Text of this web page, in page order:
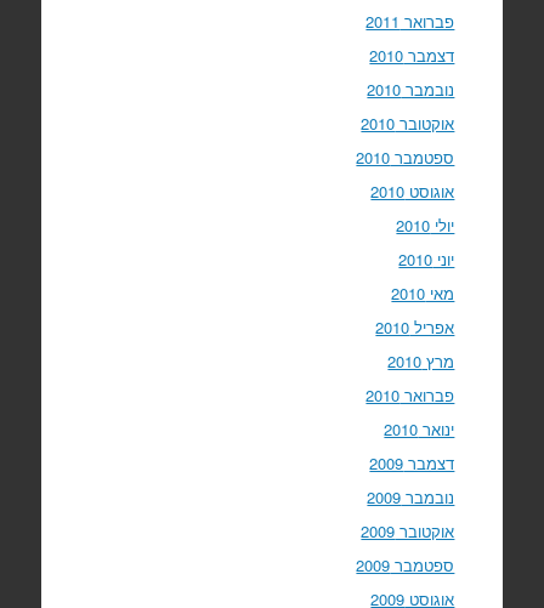
פברואר 2011
דצמבר 2010
נובמבר 2010
אוקטובר 2010
ספטמבר 2010
אוגוסט 2010
יולי 2010
יוני 2010
מאי 2010
אפריל 2010
מרץ 2010
פברואר 2010
ינואר 2010
דצמבר 2009
נובמבר 2009
אוקטובר 2009
ספטמבר 2009
אוגוסט 2009